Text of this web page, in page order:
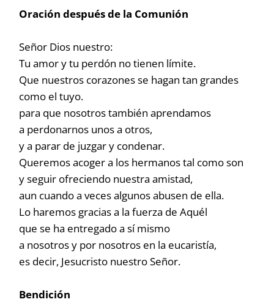
Oración después de la Comunión
Señor Dios nuestro:
Tu amor y tu perdón no tienen límite.
Que nuestros corazones se hagan tan grandes
como el tuyo.
para que nosotros también aprendamos
a perdonarnos unos a otros,
y a parar de juzgar y condenar.
Queremos acoger a los hermanos tal como son
y seguir ofreciendo nuestra amistad,
aun cuando a veces algunos abusen de ella.
Lo haremos gracias a la fuerza de Aquél
que se ha entregado a sí mismo
a nosotros y por nosotros en la eucaristía,
es decir, Jesucristo nuestro Señor.
Bendición